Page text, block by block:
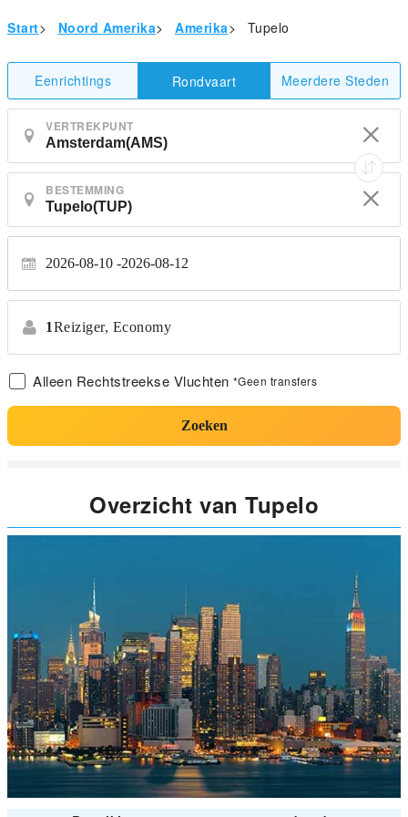
Start> Noord Amerika> Amerika> Tupelo
Eenrichtings Rondvaart Meerdere Steden
VERTREKPUNT
BESTEMMING
2026-08-10 2026-08-12
1Reiziger, Economy
Alleen Rechtstreekse Vluchten *Geen transfers
Zoeken
Overzicht van Tupelo